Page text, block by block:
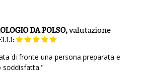
DA POLSO,valutazione
di fronte una persona preparata e
soddisfatta."